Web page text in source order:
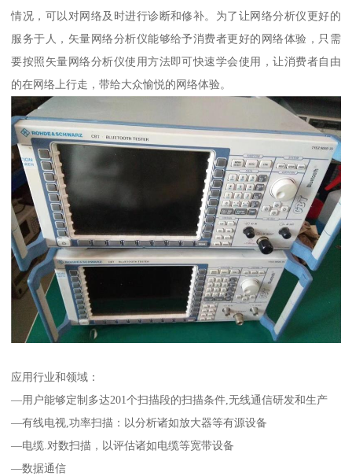
情况，可以对网络及时进行诊断和修补。为了让网络分析仪更好的
服务于人，矢量网络分析仪能够给予消费者更好的网络体验，只需
要按照矢量网络分析仪使用方法即可快速学会使用，让消费者自由
的在网络上行走，带给大众愉悦的网络体验。
应用行业和领域：
—用户能够定制多达201个扫描段的扫描条件,无线通信研发和生产
—有线电视,功率扫描：以分析诸如放大器等有源设备
—电缆.对数扫描，以评估诸如电缆等宽带设备
—数据通信